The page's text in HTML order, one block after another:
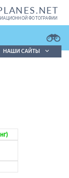
ФОТОГРАФИИ
НАШИ САЙТЫ